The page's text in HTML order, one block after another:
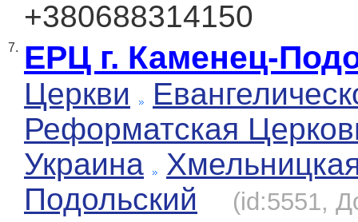
+380688314150
7. ЕРЦ г. Каменец-
Церкви
Реформатская
Украина
Подольский
(id:5551,